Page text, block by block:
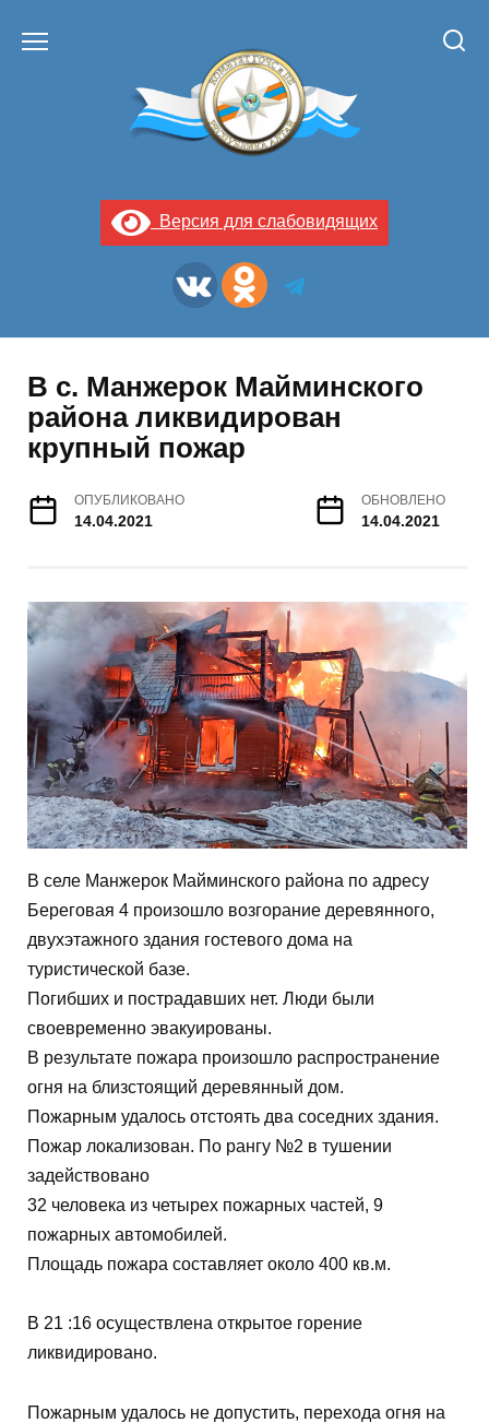
Версия для слабовидящих
В с. Манжерок Майминского
района ликвидирован
крупный пожар
ОПУБЛИКОВАНО
14.04.2021
ОБНОВЛЕНО
14.04.2021
В селе Манжерок Майминского района по адресу
Береговая 4 произошло возгорание деревянного,
двухэтажного здания гостевого дома на
туристической базе.
Погибших и пострадавших нет. Люди были
своевременно эвакуированы.
В результате пожара произошло распространение
огня на близстоящий деревянный дом.
Пожарным удалось отстоять два соседних здания.
Пожар локализован. По рангу №2 в тушении
задействовано
32 человека из четырех пожарных частей, 9
пожарных автомобилей.
Площадь пожара составляет около 400 кв.м.
В 21 :16 осуществлена открытое горение
ликвидировано.
Пожарным удалось не допустить, перехода огня на